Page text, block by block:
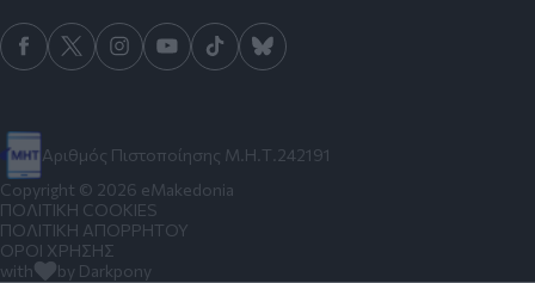
Αριθμός Πιστοποίησης Μ.Η.Τ.242191
Copyright © 2026 eMakedonia
ΠΟΛΙΤΙΚΗ COOKIES
ΠΟΛΙΤΙΚΗ ΑΠΟΡΡΗΤΟΥ
ΟΡΟΙ ΧΡΗΣΗΣ
with
by Darkpony